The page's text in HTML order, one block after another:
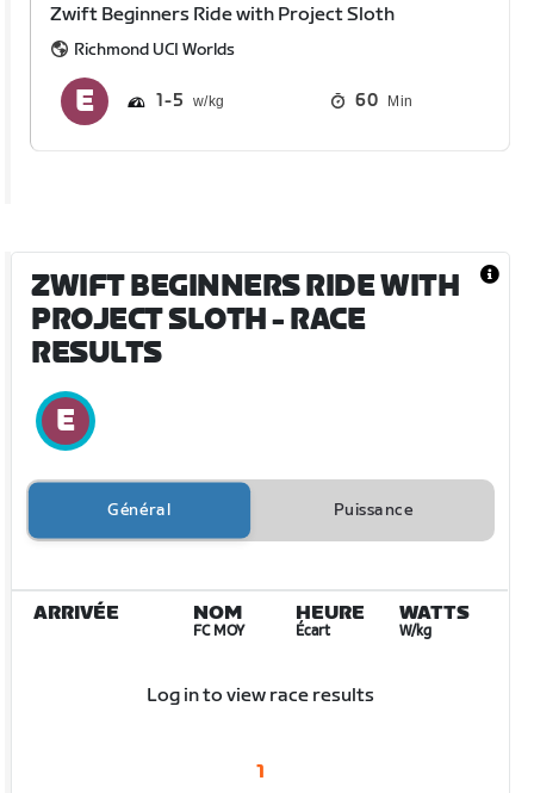
Zwift Beginners Ride with Project Sloth
Richmond UCI Worlds
1 5 60 Min
ZWIFT BEGINNERS RIDE WITH
PROJECT SLOTH- RACE
RESULTS
Général Puissance
ARRIVÉE NOM
FC MOY
HEURE
Écart
WATTS
W/kg
Log in to view race results
1